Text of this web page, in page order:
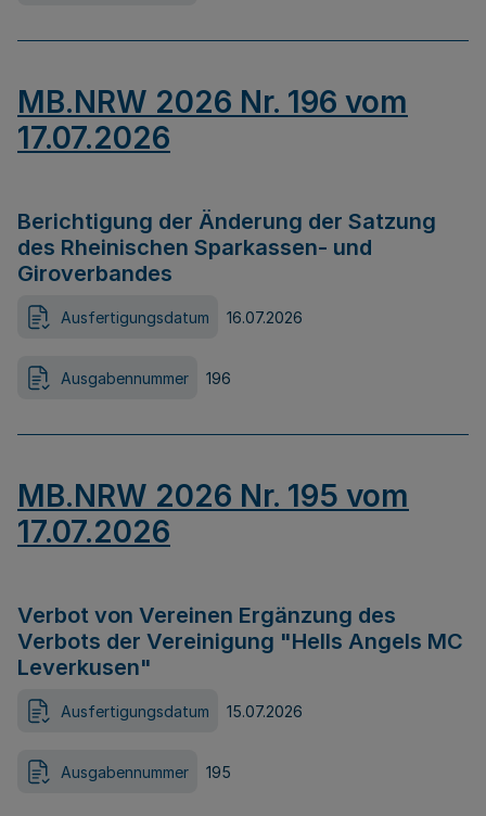
MB.NRW 2026 Nr. 196 vom
17.07.2026
Berichtigung der Änderung der Satzung
des Rheinischen Sparkassen- und
Giroverbandes
Ausfertigungsdatum 16.07.2026
Ausgabennummer 196
MB.NRW 2026 Nr. 195 vom
17.07.2026
Verbot von Vereinen Ergänzung des
Verbots der Vereinigung "Hells Angels MC
Leverkusen"
Ausfertigungsdatum 15.07.2026
Ausgabennummer 195